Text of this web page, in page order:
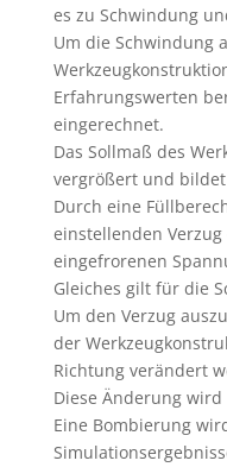
es zu Schwindung
Um die Schwindung
Erfahrungswerten
eingerechnet.
Das Sollmaß des
vergrößert und
Durch eine
einstellenden
eingefrorenen
Gleiches gilt für die
Um den Verzug
der
Richtung verändert
Diese Änderung
Eine Bombierung